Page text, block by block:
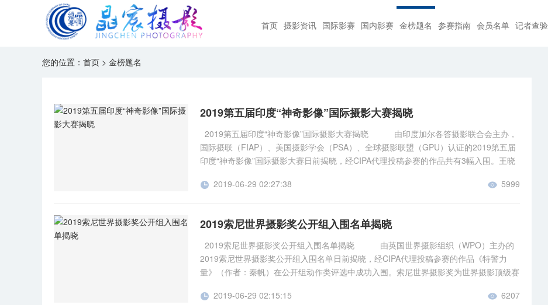
首页 摄影资讯 国际影赛 国内影赛 金榜题名 参赛指南 会员名单 记者查验
您的位置： 首页 > 金榜题名
2019第五届印度“神奇影像”国际摄影大赛揭晓
2019第五届印度“神奇影像”国际摄影大赛揭晓 由印度加尔各答摄影联合会主办，
国际摄联（FIAP）、美国摄影学会（PSA）、全球摄影联盟（GPU）认证的2019第五届
印度“神奇影像”国际摄影大赛日前揭晓，经CIPA代理投稿参赛的作品共有3幅入围。王晓
组。在此特表示热烈祝贺！ 入围作品欣赏： 彩色自由组入围《奔跑吧，少年》王晓宇
 2019-06-29 02:27:38  5999
2019索尼世界摄影奖公开组入围名单揭晓
2019索尼世界摄影奖公开组入围名单揭晓 由英国世界摄影组织（WPO）主办的
2019索尼世界摄影奖公开组入围名单日前揭晓，经CIPA代理投稿参赛的作品《特警力
量》（作者：秦帆）在公开组动作类评选中成功入围。索尼世界摄影奖为世界摄影顶级赛
盖了 195 个国家和地区。从已公布的公开组和青少年组的入围名单获悉，中国大陆共有8
 2019-06-29 02:15:15  6207